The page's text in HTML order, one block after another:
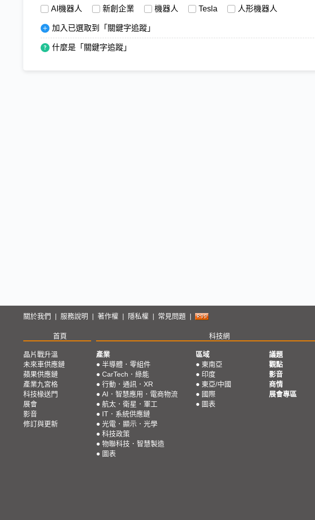
AI機器人 新創企業 機器人 Tesla 人形機器人
加入已選取到「關鍵字追蹤」
什麼是「關鍵字追蹤」
關於我們 服務說明 著作權 隱私權 常見問題
首頁 科技網
晶片戰升溫
未來車供應鏈
蘋果供應鏈
產業九宮格
科技椽送門
展會
影音
修訂與更新
產業
● 半導體．零組件
● CarTech．綠能
● 行動．通訊．XR
● AI．智慧應用．電商物流
● 航太．衛星．軍工
● IT．系統供應鏈
● 光電．顯示．光學
● 科技政策
● 物聯科技．智慧製造
● 圖表
區域
● 東南亞
● 印度
● 東亞/中國
● 國際
● 圖表
議題
觀點
影音
商情
展會專區